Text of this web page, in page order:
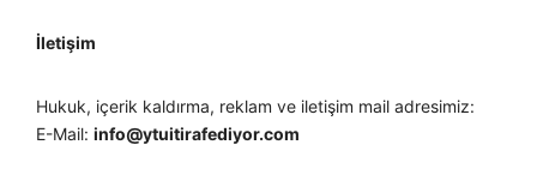
İletişim
Hukuk, içerik kaldırma, reklam ve iletişim mail adresimiz:
E-Mail: info@ytuitirafediyor.com